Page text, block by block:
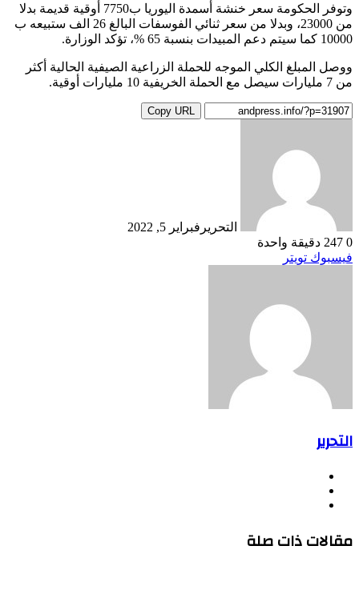
وتوفر الحكومة سعر خنشة أسمدة اليوريا ب7750 أوقية قديمة بدلا
من 23000، وبدلا من سعر ثنائي الفوسفات البالغ 26 الف ستبيعه ب
10000 كما سيتم دعم المبيدات بنسبة 65 %، تؤكد الوزارة.
ووصل المبلغ الكلي الموجه للحملة الزراعية الصيفية الحالية أكثر
من 7 مليارات سيصل مع الحملة الخريفية 10 مليارات أوقية.
Copy URL
التحرير فبراير 5, 2022
0
دقيقة واحدة
فيسبوك تويتر
التحرير
مقالات ذات صلة